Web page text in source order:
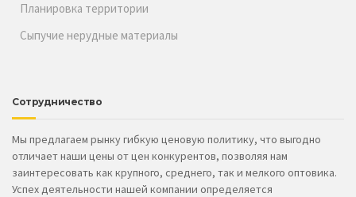
Планировка территории
Сыпучие нерудные материалы
Сотрудничество
Мы предлагаем рынку гибкую ценовую политику, что выгодно
отличает наши цены от цен конкурентов, позволяя нам
заинтересовать как крупного, среднего, так и мелкого оптовика.
Успех деятельности нашей компании определяется